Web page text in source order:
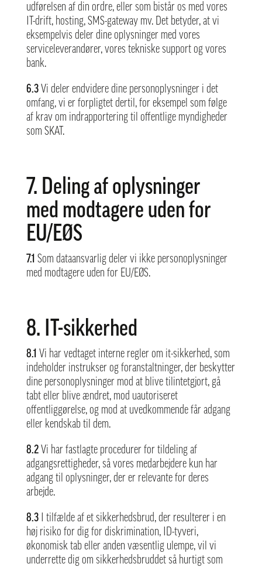
udførelsen af din ordre, eller som bistår os med vores
IT-drift, hosting, SMS-gateway mv. Det betyder, at vi
eksempelvis deler dine oplysninger med vores
serviceleverandører, vores tekniske support og vores
bank.
6.3 Vi deler endvidere dine personoplysninger i det
omfang, vi er forpligtet dertil, for eksempel som følge
af krav om indrapportering til offentlige myndigheder
som SKAT.
7. Deling af oplysninger
med modtagere uden for
EU/EØS
7.1 Som dataansvarlig deler vi ikke personoplysninger
med modtagere uden for EU/EØS.
8. IT-sikkerhed
8.1 Vi har vedtaget interne regler om it-sikkerhed, som
indeholder instrukser og foranstaltninger, der beskytter
dine personoplysninger mod at blive tilintetgjort, gå
tabt eller blive ændret, mod uautoriseret
offentliggørelse, og mod at uvedkommende får adgang
eller kendskab til dem.
8.2 Vi har fastlagte procedurer for tildeling af
adgangsrettigheder, så vores medarbejdere kun har
adgang til oplysninger, der er relevante for deres
arbejde.
8.3 I tilfælde af et sikkerhedsbrud, der resulterer i en
høj risiko for dig for diskrimination, ID-tyveri,
økonomisk tab eller anden væsentlig ulempe, vil vi
underrette dig om sikkerhedsbruddet så hurtigt som